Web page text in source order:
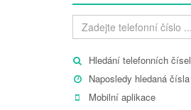
Hledání telefonních čísel
Naposledy hledaná čísla
Mobilní aplikace